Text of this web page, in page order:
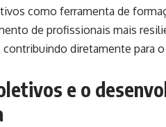
como ferramenta de
de profissionais mais
diretamente para
e o